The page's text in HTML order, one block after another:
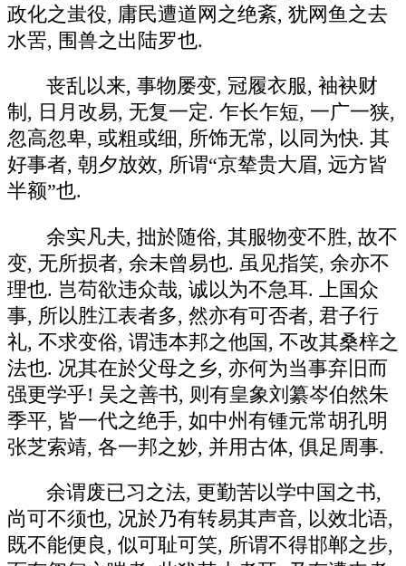
政化之蚩役, 庸民遭道网之绝紊, 犹网鱼之去
水罟, 围兽之出陆罗也.
丧乱以来, 事物屡变, 冠履衣服, 袖袂财
制, 日月改易, 无复一定. 乍长乍短, 一广一狭,
忽高忽卑, 或粗或细, 所饰无常, 以同为快. 其
好事者, 朝夕放效, 所谓“京辇贵大眉, 远方皆
半额”也.
余实凡夫, 拙於随俗, 其服物变不胜, 故不
变, 无所损者, 余未曾易也. 虽见指笑, 余亦不
理也. 岂苟欲违众哉, 诚以为不急耳. 上国众
事, 所以胜江表者多, 然亦有可否者, 君子行
礼, 不求变俗, 谓违本邦之他国, 不改其桑梓之
法也. 况其在於父母之乡, 亦何为当事弃旧而
强更学乎! 吴之善书, 则有皇象刘纂岑伯然朱
季平, 皆一代之绝手, 如中州有锺元常胡孔明
张芝索靖, 各一邦之妙, 并用古体, 俱足周事.
余谓废已习之法, 更勤苦以学中国之书,
尚可不须也, 况於乃有转易其声音, 以效北语,
既不能便良, 似可耻可笑, 所谓不得邯郸之步,